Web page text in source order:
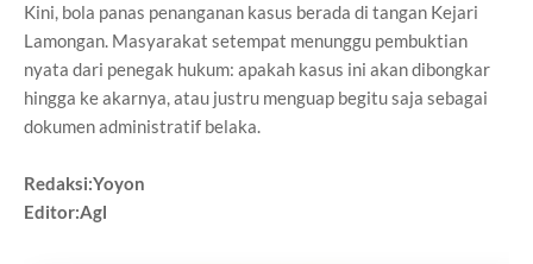
Kini, bola panas penanganan kasus berada di tangan Kejari
Lamongan. Masyarakat setempat menunggu pembuktian
nyata dari penegak hukum: apakah kasus ini akan dibongkar
hingga ke akarnya, atau justru menguap begitu saja sebagai
dokumen administratif belaka.
Redaksi:Yoyon
Editor:Agl